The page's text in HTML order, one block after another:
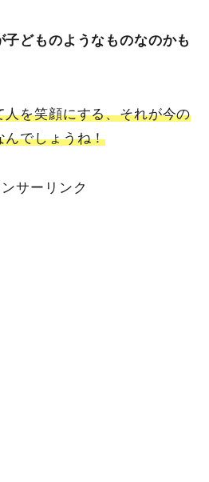
子どものようなものなのかも
人を笑顔にする、それが今の
んでしょうね！
サーリンク